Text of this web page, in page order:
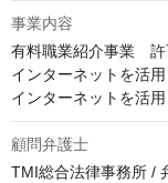
事業内容
有料職業紹介事業　
インターネットを活
インターネットを活
顧問弁護士
TMI総合法律事務所 /